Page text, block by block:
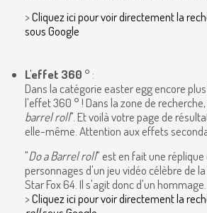
>Cliquez ici pour voir directement la
sous Google
L'effet 360 ° :
Dans la catégorie easter egg encore
l'effet 360 ° ! Dans la zone de
barrel roll". Et voilà votre page de
elle-même. Attention aux effets
"Do a Barrel roll" est en fait une réplique
personnages d'un jeu vidéo célèbre de
Star Fox 64. Il s'agit donc d'un hommage.
>Cliquez ici pour voir directement la